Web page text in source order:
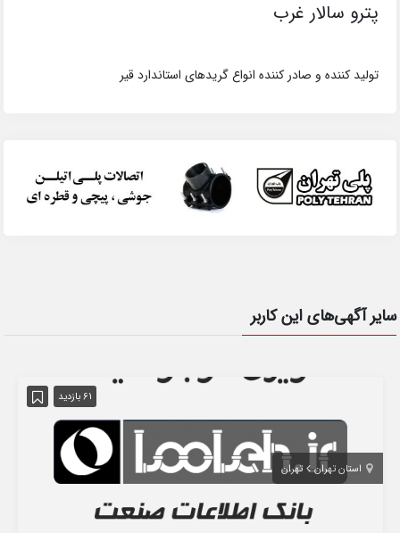
پترو سالار غرب
تولید کننده و صادر کننده انواع گریدهای استاندارد قیر
سایر آگهی‌های این کاربر
61 بازدید
استان تهران تهران